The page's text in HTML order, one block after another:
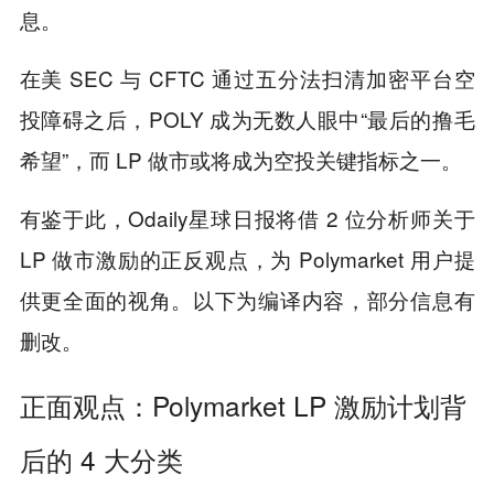
息。
在美 SEC 与 CFTC 通过五分法扫清加密平台空
投障碍之后，POLY 成为无数人眼中“最后的撸毛
希望”，而 LP 做市或将成为空投关键指标之一。
有鉴于此，Odaily星球日报将借 2 位分析师关于
LP 做市激励的正反观点，为 Polymarket 用户提
供更全面的视角。以下为编译内容，部分信息有
删改。
正面观点：Polymarket LP 激励计划背
后的 4 大分类